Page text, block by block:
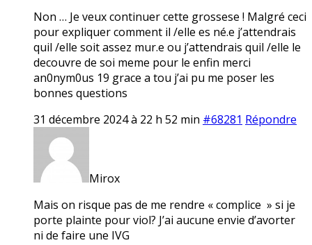
Non … Je veux continuer cette grossese ! Malgré ceci
pour expliquer comment il /elle es né.e j’attendrais
quil /elle soit assez mur.e ou j’attendrais quil /elle le
decouvre de soi meme pour le enfin merci
an0nym0us 19 grace a tou j’ai pu me poser les
bonnes questions
31 décembre 2024 à 22 h 52 min #68281 Répondre
Mirox
Mais on risque pas de me rendre « complice » si je
porte plainte pour viol? J’ai aucune envie d’avorter
ni de faire une IVG